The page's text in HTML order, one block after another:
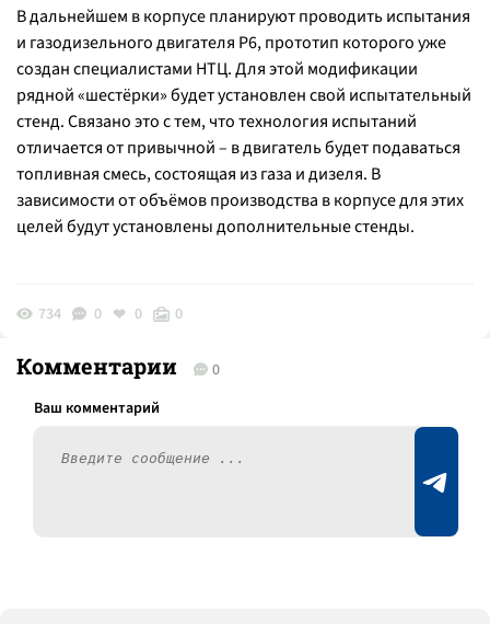
В дальнейшем в корпусе планируют проводить испытания
и газодизельного двигателя Р6, прототип которого уже
создан специалистами НТЦ. Для этой модификации
рядной «шестёрки» будет установлен свой испытательный
стенд. Связано это с тем, что технология испытаний
отличается от привычной – в двигатель будет подаваться
топливная смесь, состоящая из газа и дизеля. В
зависимости от объёмов производства в корпусе для этих
целей будут установлены дополнительные стенды.
734 0 0 0
Комментарии 0